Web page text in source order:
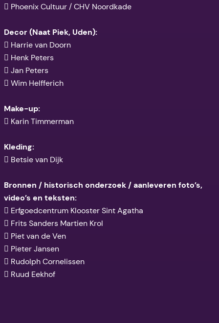
 Phoenix Cultuur / CHV Noordkade
Decor (Naat Piek, Uden):
 Harrie van Doorn
 Henk Peters
 Jan Peters
 Wim Helfferich
Make-up:
 Karin Timmerman
Kleding:
 Betsie van Dijk
Bronnen / historisch onderzoek / aanleveren foto’s,
video’s en teksten:
 Erfgoedcentrum Klooster Sint Agatha
 Frits Sanders Martien Krol
 Piet van de Ven
 Pieter Jansen
 Rudolph Cornelissen
 Ruud Eekhof